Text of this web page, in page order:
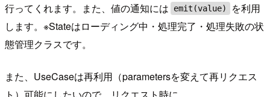
行ってくれます。また、値の通知には
emit(value)
を利用
します。※Stateはローディング中・処理完了・処理失敗の状
態管理クラスです。
また、UseCaseは再利用（parametersを変えて再リクエス